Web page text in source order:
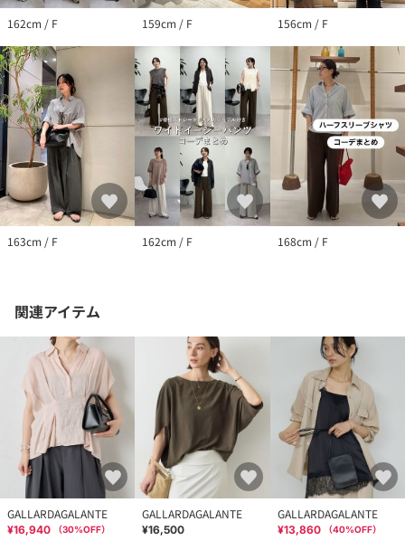
162cm / F 159cm / F 156cm / F
163cm / F 162cm / F 168cm / F
関連アイテム
GALLARDAGALANTE
¥16,940 （30%OFF）
GALLARDAGALANTE
¥16,500
GALLARDAGALANTE
¥13,860 （40%OFF）